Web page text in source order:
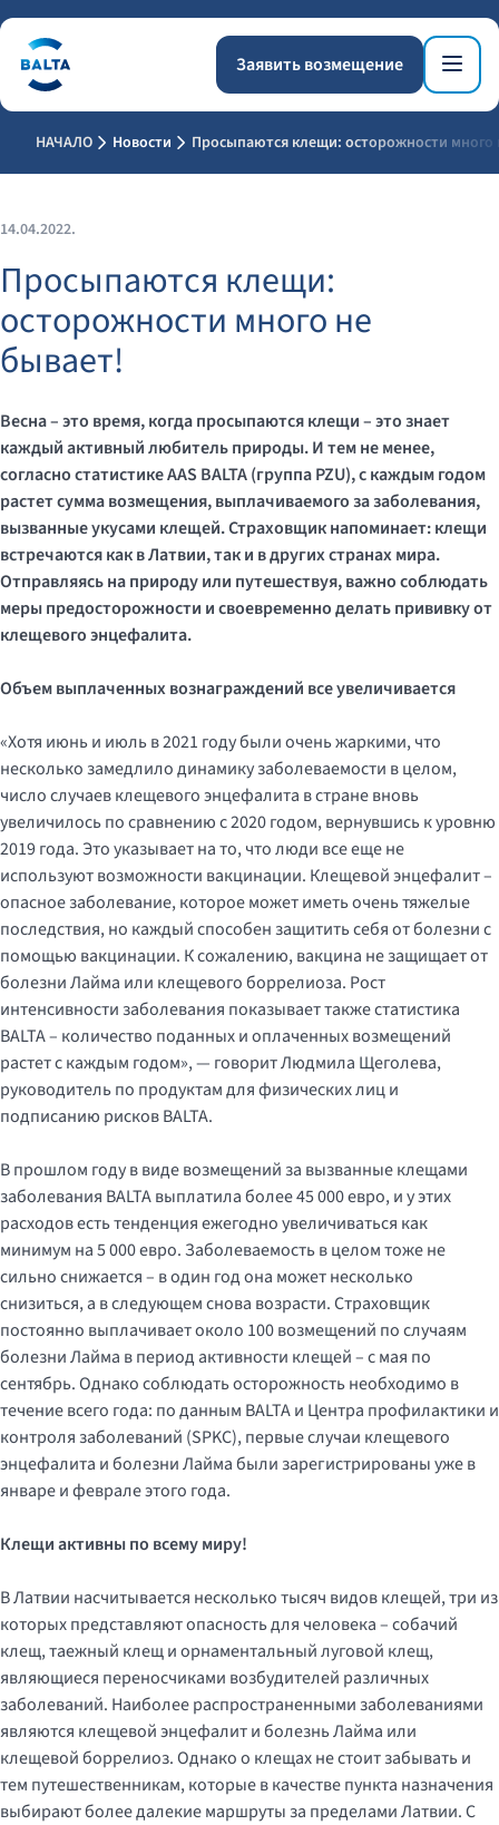
Заявить возмещение
НАЧАЛО Новости Просыпаются клещи: осторожности много
14.04.2022.
Просыпаются клещи:
осторожности много не
бывает!
Весна – это время, когда просыпаются клещи – это знает
каждый активный любитель природы. И тем не менее,
согласно статистикеAAS BALTA(группаPZU), с каждым годом
растет сумма возмещения, выплачиваемого за заболевания,
вызванные укусами клещей. Страховщик напоминает: клещи
встречаются как в Латвии, так и в других странах мира.
Отправляясь на природу или путешествуя, важно соблюдать
меры предосторожности и своевременно делать прививку от
клещевого энцефалита.
Объем выплаченных вознаграждений все увеличивается
«Хотя июнь и июль в 2021 году были очень жаркими, что
несколько замедлило динамику заболеваемости в целом,
число случаев клещевого энцефалита в стране вновь
увеличилось по сравнению с 2020 годом, вернувшись к уровню
2019 года. Это указывает на то, что люди все еще не
используют возможности вакцинации. Клещевой энцефалит –
опасное заболевание, которое может иметь очень тяжелые
последствия, но каждый способен защитить себя от болезни с
помощью вакцинации. К сожалению, вакцина не защищает от
болезни Лайма или клещевого боррелиоза. Рост
интенсивности заболевания показывает также статистика
BALTA – количество поданных и оплаченных возмещений
растет с каждым годом», — говорит Людмила Щеголева,
руководитель по продуктам для физических лиц и
подписанию рисков BALTA.
В прошлом году в виде возмещений за вызванные клещами
заболевания BALTA выплатила более 45 000 евро, и у этих
расходов есть тенденция ежегодно увеличиваться как
минимум на 5 000 евро. Заболеваемость в целом тоже не
сильно снижается – в один год она может несколько
снизиться, а в следующем снова возрасти. Страховщик
постоянно выплачивает около 100 возмещений по случаям
болезни Лайма в период активности клещей – с мая по
сентябрь. Однако соблюдать осторожность необходимо в
течение всего года: по данным BALTA и Центра профилактики и
контроля заболеваний (SPKC), первые случаи клещевого
энцефалита и болезни Лайма были зарегистрированы уже в
январе и феврале этого года.
Клещи активны по всему миру!
В Латвии насчитывается несколько тысяч видов клещей, три из
которых представляют опасность для человека – собачий
клещ, таежный клещ и орнаментальный луговой клещ,
являющиеся переносчиками возбудителей различных
заболеваний. Наиболее распространенными заболеваниями
являются клещевой энцефалит и болезнь Лайма или
клещевой боррелиоз. Однако о клещах не стоит забывать и
тем путешественникам, которые в качестве пункта назначения
выбирают более далекие маршруты за пределами Латвии. С